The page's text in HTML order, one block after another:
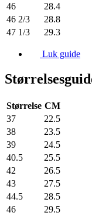
46
28.4
46 2/3
28.8
47 1/3
29.3
Luk guide
Størrelse CM
37
22.5
38
23.5
39
24.5
40.5
25.5
42
26.5
43
27.5
44.5
28.5
46
29.5